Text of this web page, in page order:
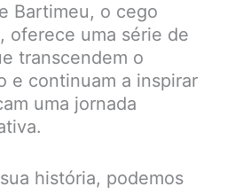
Bartimeu, o cego
oferece uma série de
transcendem o
e continuam a inspirar
uma jornada
história, podemos